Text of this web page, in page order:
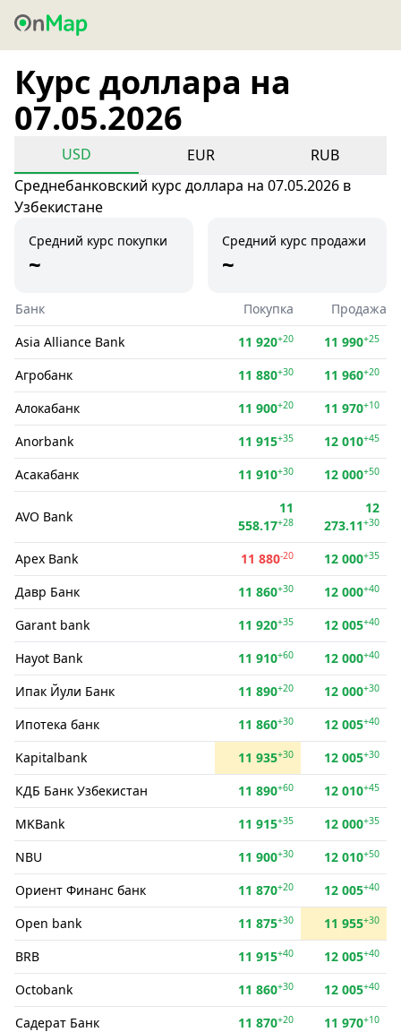
Курс доллара на
07.05.2026
USD EUR
RUB
Среднебанковский курс доллара на 07.05.2026 в
Узбекистане
Средний курс покупки
~
Средний курс продажи
~
Банк Покупка
Продажа
Asia Alliance Bank
11 920+20 11 990+25
Агробанк 11 880+30 11 960+20
Алокабанк 11 900+20 11 970+10
Anorbank 11 915+35 12 010+45
Асакабанк 11 910+30 12 000+50
AVO Bank
11
558.17+28
12
273.11+30
Apex Bank 11 880-20 12 000+35
Давр Банк 11 860+30 12 000+40
Garant bank 11 920+35 12 005+40
Hayot Bank 11 910+60 12 000+40
Ипак Йули Банк 11 890+20 12 000+30
Ипотека банк 11 860+30 12 005+40
Kapitalbank 11 935+30 12 005+30
КДБ Банк Узбекистан 11 890+60 12 010+45
MKBank 11 915+35 12 000+35
NBU 11 900+30 12 010+50
Ориент Финанс банк 11 870+20 12 005+40
Open bank 11 875+30 11 955+30
BRB 11 915+40 12 005+40
Octobank 11 860+30 12 005+40
Садерат Банк 11 870+20 11 970+10